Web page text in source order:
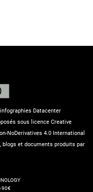
Datacenter
sous licence Creative
NoDerivatives 4.0 International
blogs et documents produits par
90€